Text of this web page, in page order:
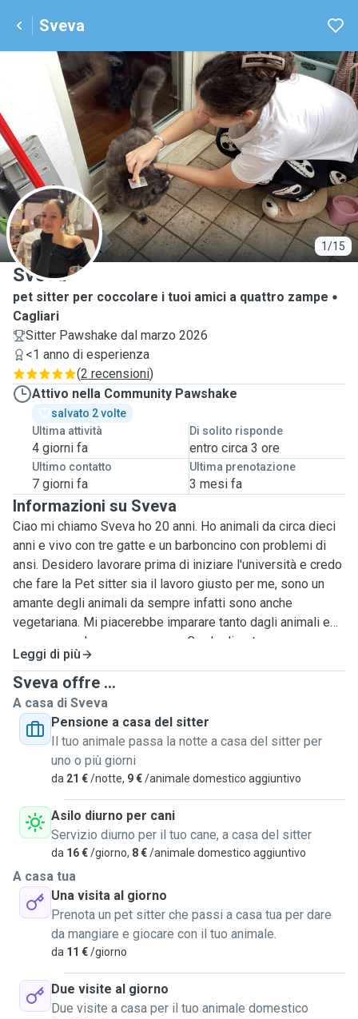
Sveva
1/15
S
Sveva
pet sitter per coccolare i tuoi amici a quattro zampe
Cagliari
Sitter Pawshake dal marzo 2026
<1 anno di esperienza
(2 recensioni)
Attivo nella Community Pawshake
salvato 2 volte
Ultima attività
4 giorni fa
Di solito risponde
entro circa 3 ore
Ultimo contatto
7 giorni fa
Ultima prenotazione
3 mesi fa
Informazioni su Sveva
Ciao mi chiamo Sveva ho 20 anni. Ho animali da circa dieci
anni e vivo con tre gatte e un barboncino con problemi di
ansi. Desidero lavorare prima di iniziare l'università e credo
che fare la Pet sitter sia il lavoro giusto per me, sono un
amante degli animali da sempre infatti sono anche
vegetariana. Mi piacerebbe imparare tanto dagli animali e
crescere anche come persona. Credo di poter essere un
ottima Pet sitter contando che ho sempre ricevuto
feedback positivi dalle persone con cui ho lavorato in
precedenza, sono molto organizzata e attenta sopratutto
se si tratta di animali e ho sempre trattato tutti gli animali
come se fossero i miei. Mi ritengo una persona molto
empatica e che fa il massimo per soddisfare chi mi dà
fiducia, in quanto porto rispetto non solo al padrone ma
piccoli ad esempio un bichon frisè, e con gatti di pochi
mesi. Essendo libera in questo momento posso dedicare
molto tempo agli animali e mi assicurerò di essere il più
delicata possibile
Leggi di più
Sveva offre ...
A casa di Sveva
Pensione a casa del sitter
Il tuo animale passa la notte a casa del sitter per
uno o più giorni
da 21 €/notte, 9 €/animale domestico aggiuntivo
Asilo diurno per cani
Servizio diurno per il tuo cane, a casa del sitter
da 16 €/giorno, 8 €/animale domestico aggiuntivo
A casa tua
Una visita al giorno
Prenota un pet sitter che passi a casa tua per dare
da mangiare e giocare con il tuo animale.
da 11 €/giorno
Due visite al giorno
Due visite a casa per il tuo animale domestico